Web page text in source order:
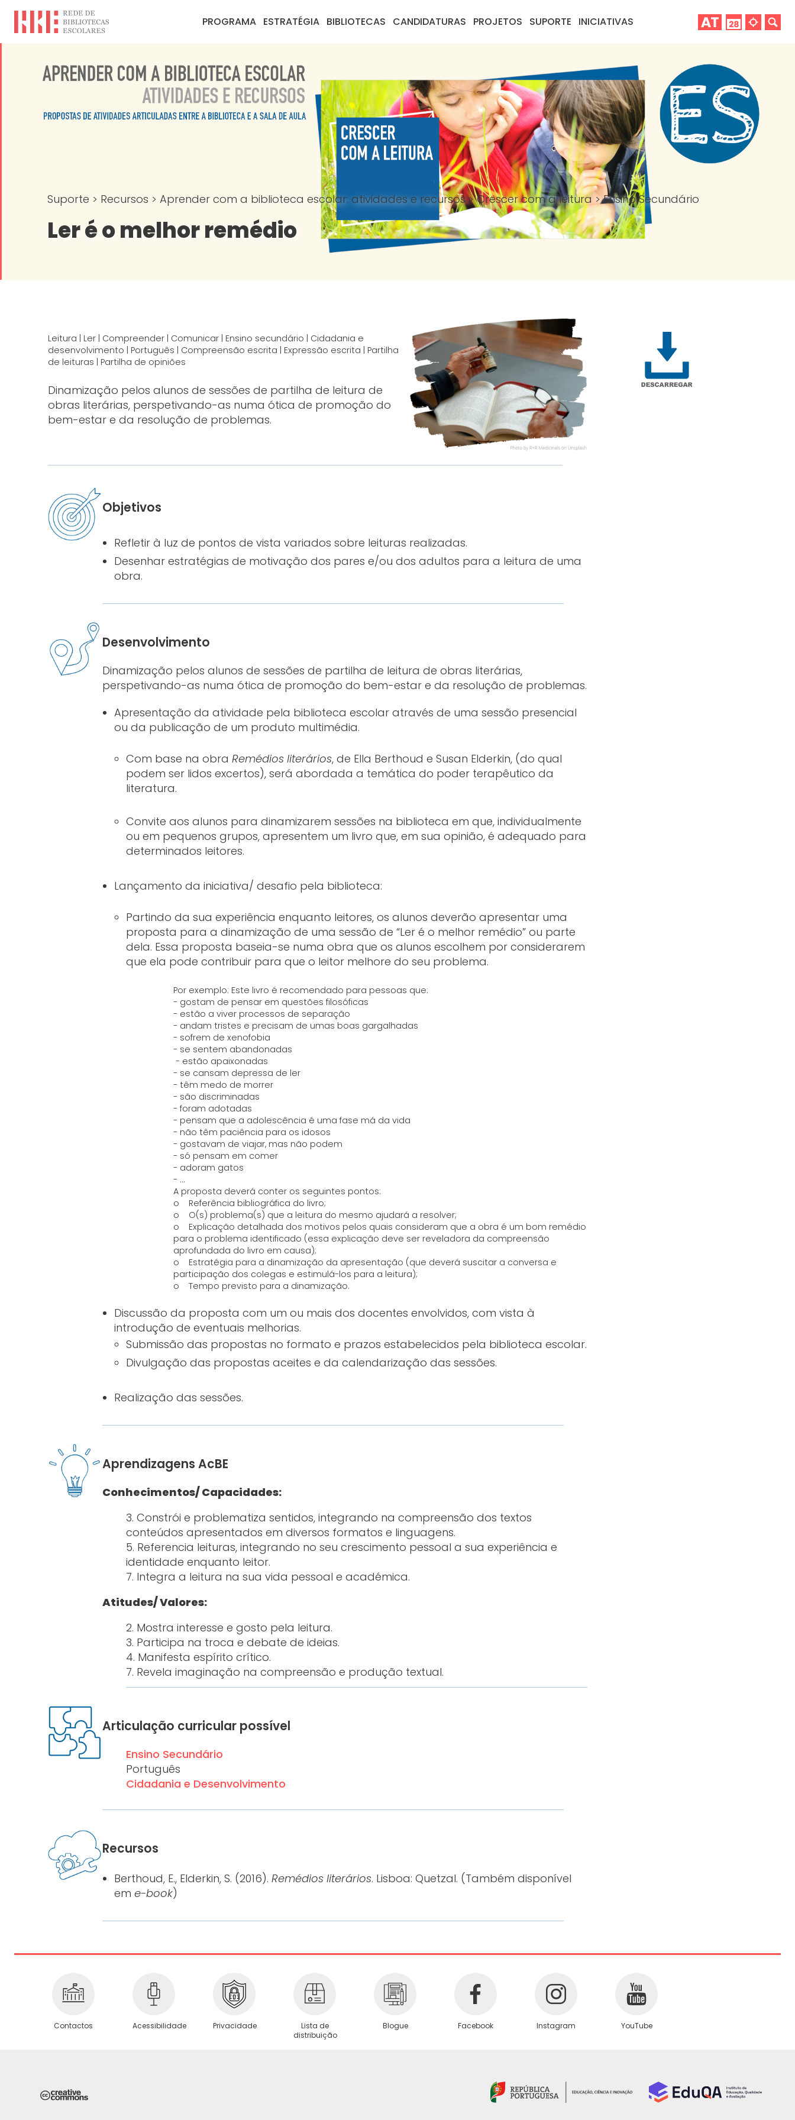
PROGRAMA ESTRATÉGIA BIBLIOTECAS CANDIDATURAS PROJETOS SUPORTE INICIATIVAS
Suporte > Recursos > Aprender com a biblioteca escolar: atividades e recursos>Crescer com a leitura >Ensino Secundário
Ler é o melhor remédio
Leitura | Ler | Compreender | Comunicar | Ensino secundário | Cidadania e
desenvolvimento | Português | Compreensão escrita | Expressão escrita | Partilha
de leituras | Partilha de opiniões
Dinamização pelos alunos de sessões de partilha de leitura de
obras literárias, perspetivando-as numa ótica de promoção do
bem-estar e da resolução de problemas.
Objetivos
Refletir à luz de pontos de vista variados sobre leituras realizadas.
Desenhar estratégias de motivação dos pares e/ou dos adultos para a leitura de uma
obra.
Desenvolvimento
Dinamização pelos alunos de sessões de partilha de leitura de obras literárias,
perspetivando-as numa ótica de promoção do bem-estar e da resolução de problemas.
Apresentação da atividade pela biblioteca escolar através de uma sessão presencial
ou da publicação de um produto multimédia.
Com base na obra Remédios literários, de Ella Berthoud e Susan Elderkin, (do qual
podem ser lidos excertos), será abordada a temática do poder terapêutico da
literatura.
Convite aos alunos para dinamizarem sessões na biblioteca em que, individualmente
ou em pequenos grupos, apresentem um livro que, em sua opinião, é adequado para
determinados leitores.
Lançamento da iniciativa/ desafio pela biblioteca:
Partindo da sua experiência enquanto leitores, os alunos deverão apresentar uma
proposta para a dinamização de uma sessão de “Ler é o melhor remédio” ou parte
dela. Essa proposta baseia-se numa obra que os alunos escolhem por considerarem
que ela pode contribuir para que o leitor melhore do seu problema.
Por exemplo: Este livro é recomendado para pessoas que:
- gostam de pensar em questões filosóficas
- estão a viver processos de separação
- andam tristes e precisam de umas boas gargalhadas
- sofrem de xenofobia
- se sentem abandonadas
- estão apaixonadas
- se cansam depressa de ler
- têm medo de morrer
- são discriminadas
- foram adotadas
- pensam que a adolescência é uma fase má da vida
- não têm paciência para os idosos
- gostavam de viajar, mas não podem
- só pensam em comer
- adoram gatos
- …
A proposta deverá conter os seguintes pontos:
o Referência bibliográfica do livro;
o O(s) problema(s) que a leitura do mesmo ajudará a resolver;
o Explicação detalhada dos motivos pelos quais consideram que a obra é um bom remédio
para o problema identificado (essa explicação deve ser reveladora da compreensão
aprofundada do livro em causa);
o Estratégia para a dinamização da apresentação (que deverá suscitar a conversa e
participação dos colegas e estimulá-los para a leitura);
o Tempo previsto para a dinamização.
Discussão da proposta com um ou mais dos docentes envolvidos, com vista à
introdução de eventuais melhorias.
Submissão das propostas no formato e prazos estabelecidos pela biblioteca escolar.
Divulgação das propostas aceites e da calendarização das sessões.
Realização das sessões.
Aprendizagens AcBE
Conhecimentos/ Capacidades:
3. Constrói e problematiza sentidos, integrando na compreensão dos textos
conteúdos apresentados em diversos formatos e linguagens.
5. Referencia leituras, integrando no seu crescimento pessoal a sua experiência e
identidade enquanto leitor.
7. Integra a leitura na sua vida pessoal e académica.
Atitudes/ Valores:
2. Mostra interesse e gosto pela leitura.
3. Participa na troca e debate de ideias.
4. Manifesta espírito crítico.
7. Revela imaginação na compreensão e produção textual.
Articulação curricular possível
Ensino Secundário
Português
Cidadania e Desenvolvimento
Recursos
Berthoud, E., Elderkin, S. (2016). Remédios literários. Lisboa: Quetzal. (Também disponível
em e-book)
Contactos Acessibilidade Privacidade
Lista de
distribuição
Blogue Facebook Instagram YouTube